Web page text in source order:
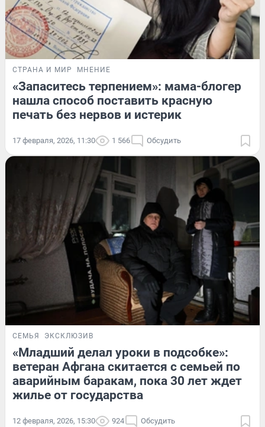
СТРАНА И МИР МНЕНИЕ
«Запаситесь терпением»: мама-блогер
нашла способ поставить красную
печать без нервов и истерик
17 февраля, 2026, 11:30 1 566 Обсудить
СЕМЬЯ ЭКСКЛЮЗИВ
«Младший делал уроки в подсобке»:
ветеран Афгана скитается с семьей по
аварийным баракам, пока 30 лет ждет
жилье от государства
12 февраля, 2026, 15:30 924 Обсудить